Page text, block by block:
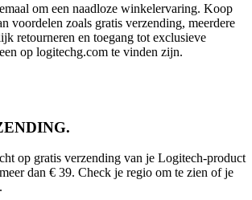
om een naadloze winkelervaring. Koop
voordelen zoals gratis verzending, meerdere
retourneren en toegang tot exclusieve
op logitechg.com te vinden zijn.
op gratis verzending van je Logitech-product
dan € 39. Check je regio om te zien of je